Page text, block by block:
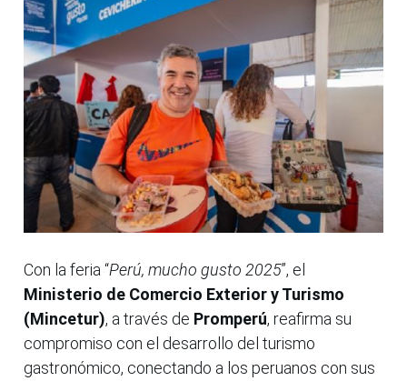
Con la feria “Perú, mucho gusto 2025”, el
Ministerio de Comercio Exterior y Turismo
(Mincetur), a través de Promperú, reafirma su
compromiso con el desarrollo del turismo
gastronómico, conectando a los peruanos con sus